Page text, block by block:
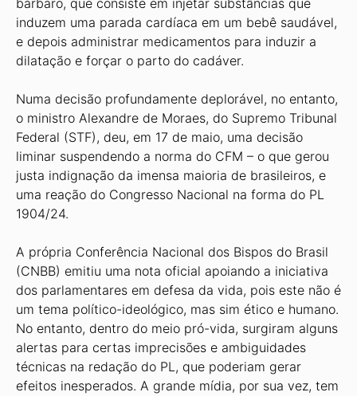
bárbaro, que consiste em injetar substâncias que
induzem uma parada cardíaca em um bebê saudável,
e depois administrar medicamentos para induzir a
dilatação e forçar o parto do cadáver.
Numa decisão profundamente deplorável, no entanto,
o ministro Alexandre de Moraes, do Supremo Tribunal
Federal (STF), deu, em 17 de maio, uma decisão
liminar suspendendo a norma do CFM – o que gerou
justa indignação da imensa maioria de brasileiros, e
uma reação do Congresso Nacional na forma do PL
1904/24.
A própria Conferência Nacional dos Bispos do Brasil
(CNBB) emitiu uma nota oficial apoiando a iniciativa
dos parlamentares em defesa da vida, pois este não é
um tema político-ideológico, mas sim ético e humano.
No entanto, dentro do meio pró-vida, surgiram alguns
alertas para certas imprecisões e ambiguidades
técnicas na redação do PL, que poderiam gerar
efeitos inesperados. A grande mídia, por sua vez, tem